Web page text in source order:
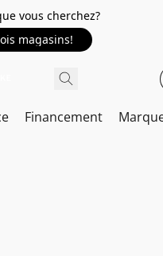
vous cherchez?
magasins!
Financement